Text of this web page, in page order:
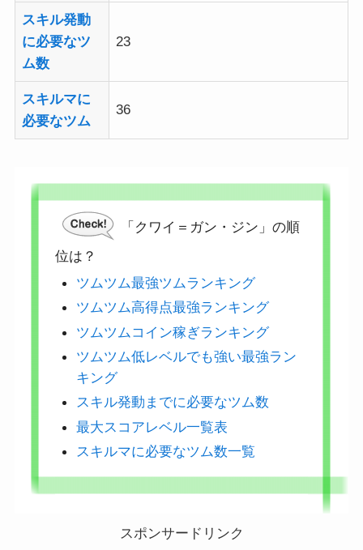
スキル発動
に必要なツ
ム数
23
スキルマに
必要なツム
36
「クワイ＝ガン・ジン」の順
位は？
ツムツム最強ツムランキング
ツムツム高得点最強ランキング
ツムツムコイン稼ぎランキング
ツムツム低レベルでも強い最強ラン
キング
スキル発動までに必要なツム数
最大スコアレベル一覧表
スキルマに必要なツム数一覧
スポンサードリンク